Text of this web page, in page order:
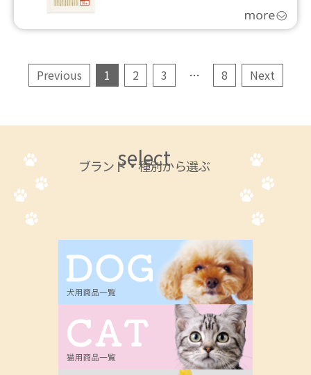
Previous 1 2 3 … 8 Next
select
ブランド・種別から選ぶ